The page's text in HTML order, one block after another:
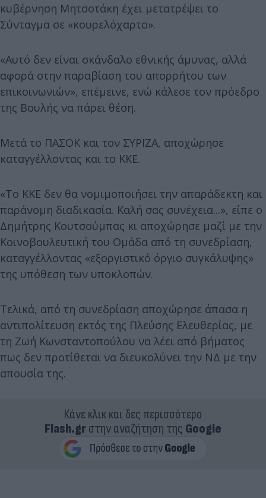
κυβέρνηση Μητσοτάκη έχει μετατρέψει το
Σύνταγμα σε «κουρελόχαρτο».
«Αυτό δεν είναι σκάνδαλο εθνικής άμυνας, αλλά
αφορά στην παραβίαση του απορρήτου των
επικοινωνιών», επέμεινε, ενώ κάλεσε τον πρόεδρο
της Βουλής να πάρει θέση.
Μετά το ΠΑΣΟΚ και τον ΣΥΡΙΖΑ, αποχώρησε
καταγγέλλοντας και το ΚΚΕ.
«Το ΚΚΕ δεν θα νομιμοποιήσει την απαράδεκτη και
παράνομη διαδικασία. Καλή σας συνέχεια...», είπε ο
Δημήτρης Κουτσούμπας κι αποχώρησε μαζί με την
Κοινοβουλευτική του Ομάδα από τη συνεδρίαση,
καταγγέλλοντας «εξοργιστικό όργιο συγκάλυψης»
της υπόθεση των υποκλοπών.
Τελικά, από τη συνεδρίαση αποχώρησε άπασα η
αντιπολίτευση εκτός της Πλεύσης Ελευθερίας, με
τη Ζωή Κωνσταντοπούλου να λέει από βήματος
πως δεν προτίθεται να διευκολύνει την ΝΔ με την
απουσία της.
Κάνε κλικ και δες περισσότερο
Flash.grστην αναζήτηση της Google